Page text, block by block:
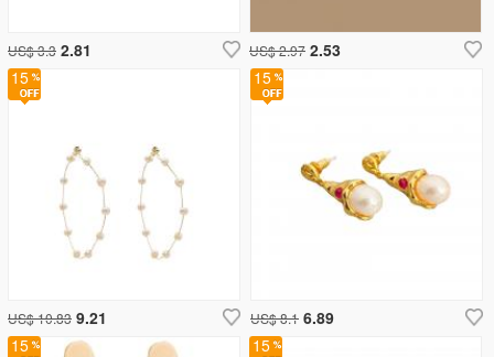
US$ 3.3 2.81
15
US$ 10.83 9.21
US$ 2.97 2.53
15
15
US$ 8.1 6.89
15